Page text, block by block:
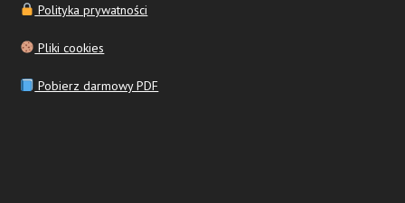
Polityka prywatności
Pliki cookies
Pobierz darmowy PDF